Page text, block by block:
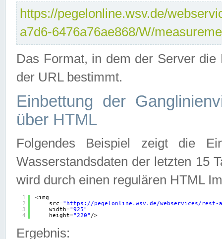
https://pegelonline.wsv.de/
a7d6-6476a76ae868/W/
Das Format, in dem der Server
der URL bestimmt.
Einbettung der
über HTML
Folgendes Beispiel zeigt die
Wasserstandsdaten der letzten 15
wird durch einen regulären HTML
1
2
3
4
<img
src=" https://pegelonline.wsv.de/webservices/rest-
width="925"
height="220" />
Ergebnis: